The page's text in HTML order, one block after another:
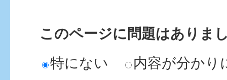
このページに問題はありま
特にない
内容が分かり